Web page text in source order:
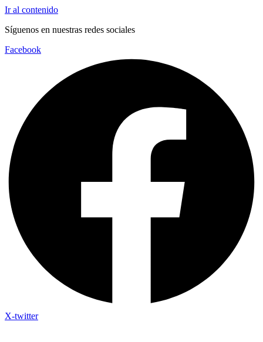
Ir al contenido
Síguenos en nuestras redes sociales
Facebook
X-twitter